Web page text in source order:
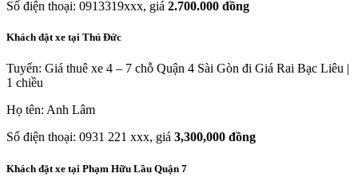
Số điện thoại: 0913319xxx, giá 2.700.000 đồng
Khách đặt xe tại Thủ Đức
Tuyến: Giá thuê xe 4 – 7 chỗ Quận 4 Sài Gòn đi Giá Rai Bạc Liêu |
1 chiều
Họ tên: Anh Lâm
Số điện thoại: 0931 221 xxx, giá 3,300,000 đồng
Khách đặt xe tại Phạm Hữu Lầu Quận 7